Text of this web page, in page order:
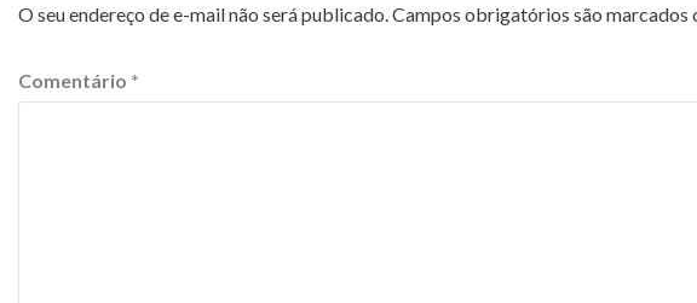
O seu endereço de e-mail não será publicado.Campos obrigatórios são marcados
Comentário *